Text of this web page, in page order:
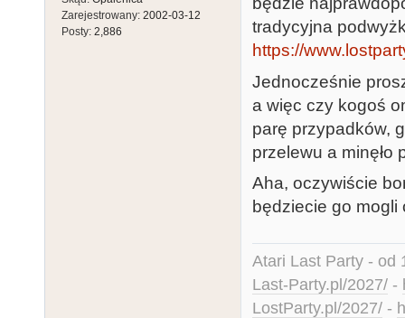
Zarejestrowany: 2002-03-12
Posty: 2,886
tradycyjna
https://
Jednocześnie
a więc czy kogoś
parę przypadków,
przelewu a minęło
Aha, oczywiście
będziecie go
Atari Last Party - od
Last-Party.pl/2027/ -
LostParty.pl/2027/ -